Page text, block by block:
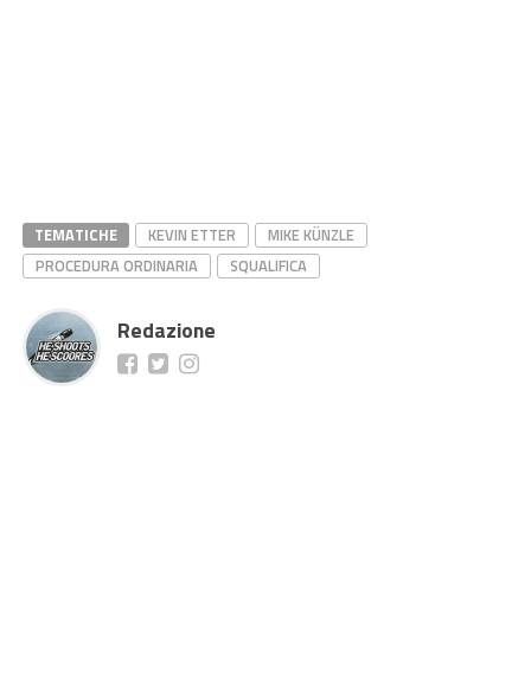
TEMATICHE KEVIN ETTER
MIKE KÜNZLE
PROCEDURA ORDINARIA
SQUALIFICA
Redazione